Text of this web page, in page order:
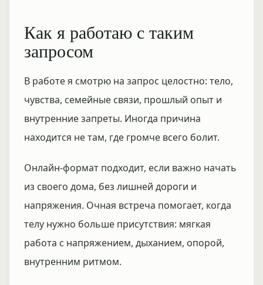
Как я работаю с таким
запросом
В работе я смотрю на запрос целостно: тело,
чувства, семейные связи, прошлый опыт и
внутренние запреты. Иногда причина
находится не там, где громче всего болит.
Онлайн-формат подходит, если важно начать
из своего дома, без лишней дороги и
напряжения. Очная встреча помогает, когда
телу нужно больше присутствия: мягкая
работа с напряжением, дыханием, опорой,
внутренним ритмом.